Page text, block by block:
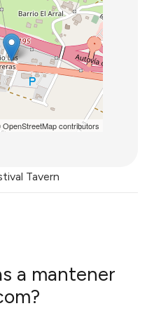
OpenStreetMapcontributors
Tavern
a mantener